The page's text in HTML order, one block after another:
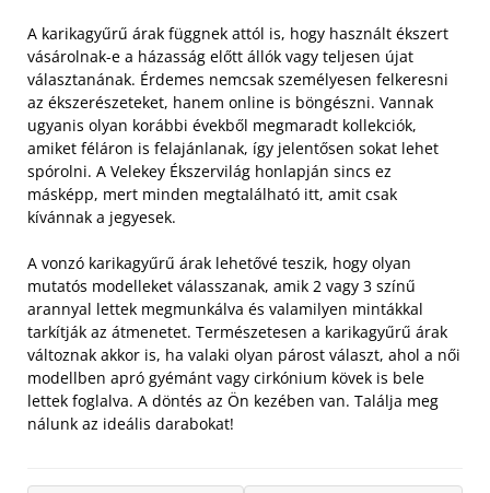
A karikagyűrű árak függnek attól is, hogy használt ékszert
vásárolnak-e a házasság előtt állók vagy teljesen újat
választanának. Érdemes nemcsak személyesen felkeresni
az ékszerészeteket, hanem online is böngészni. Vannak
ugyanis olyan korábbi évekből megmaradt kollekciók,
amiket féláron is felajánlanak, így jelentősen sokat lehet
spórolni. A Velekey Ékszervilág honlapján sincs ez
másképp, mert minden megtalálható itt, amit csak
kívánnak a jegyesek.
A vonzó karikagyűrű árak lehetővé teszik, hogy olyan
mutatós modelleket válasszanak, amik 2 vagy 3 színű
arannyal lettek megmunkálva és valamilyen mintákkal
tarkítják az átmenetet. Természetesen a karikagyűrű árak
változnak akkor is, ha valaki olyan párost választ, ahol a női
modellben apró gyémánt vagy cirkónium kövek is bele
lettek foglalva. A döntés az Ön kezében van. Találja meg
nálunk az ideális darabokat!